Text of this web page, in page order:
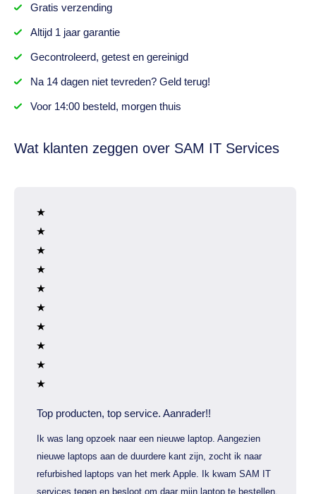
Gratis verzending
Altijd 1 jaargarantie
Gecontroleerd, getesten gereinigd
Na 14 dagenniet tevreden? Geld terug!
Voor 14:00 besteld, morgen thuis
Wat klanten zeggen over SAM IT Services
Top producten, top service. Aanrader!!
Ik was lang opzoek naar een nieuwe laptop. Aangezien
nieuwe laptops aan de duurdere kant zijn, zocht ik naar
refurbished laptops van het merk Apple. Ik kwam SAM IT
services tegen en besloot om daar mijn laptop te bestellen.